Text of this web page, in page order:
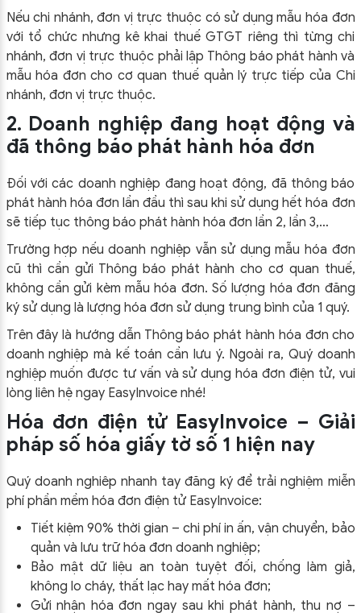
Nếu chi nhánh, đơn vị trực thuộc có sử dụng mẫu hóa đơn
với tổ chức nhưng kê khai thuế GTGT riêng thì từng chi
nhánh, đơn vị trực thuộc phải lập Thông báo phát hành và
mẫu hóa đơn cho cơ quan thuế quản lý trực tiếp của Chi
nhánh, đơn vị trực thuộc.
2. Doanh nghiệp đang hoạt động và
đã thông báo phát hành hóa đơn
Đối với các doanh nghiệp đang hoạt động, đã thông báo
phát hành hóa đơn lần đầu thì sau khi sử dụng hết hóa đơn
sẽ tiếp tục thông báo phát hành hóa đơn lần 2, lần 3,…
Trường hợp nếu doanh nghiệp vẫn sử dụng mẫu hóa đơn
cũ thì cần gửi Thông báo phát hành cho cơ quan thuế,
không cần gửi kèm mẫu hóa đơn. Số lượng hóa đơn đăng
ký sử dụng là lượng hóa đơn sử dụng trung bình của 1 quý.
Trên đây là hướng dẫn Thông báo phát hành hóa đơn cho
doanh nghiệp mà kế toán cần lưu ý. Ngoài ra, Quý doanh
nghiệp muốn được tư vấn và sử dụng hóa đơn điện tử, vui
lòng liên hệ ngay EasyInvoice nhé!
Hóa đơn điện tử EasyInvoice – Giải
pháp số hóa giấy tờ số 1 hiện nay
Quý doanh nghiêp nhanh tay đăng ký để trải nghiệm miễn
phí phần mềm hóa đơn điện tử EasyInvoice:
Tiết kiệm 90% thời gian – chi phí in ấn, vận chuyển, bảo
quản và lưu trữ hóa đơn doanh nghiệp;
Bảo mật dữ liệu an toàn tuyệt đối, chống làm giả,
không lo cháy, thất lạc hay mất hóa đơn;
Gửi nhận hóa đơn ngay sau khi phát hành, thu nợ –